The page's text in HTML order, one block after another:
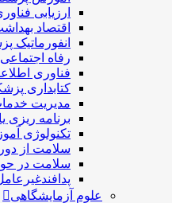
ارزیابی
اقتصاد
انفورماتیک
رفاه اجتماعی
فناوری
کتابداری
مديريت
برنامه ریزی
تکنولوژی
سلامت از دور
سلامت در
علوم آزمایشگاهی